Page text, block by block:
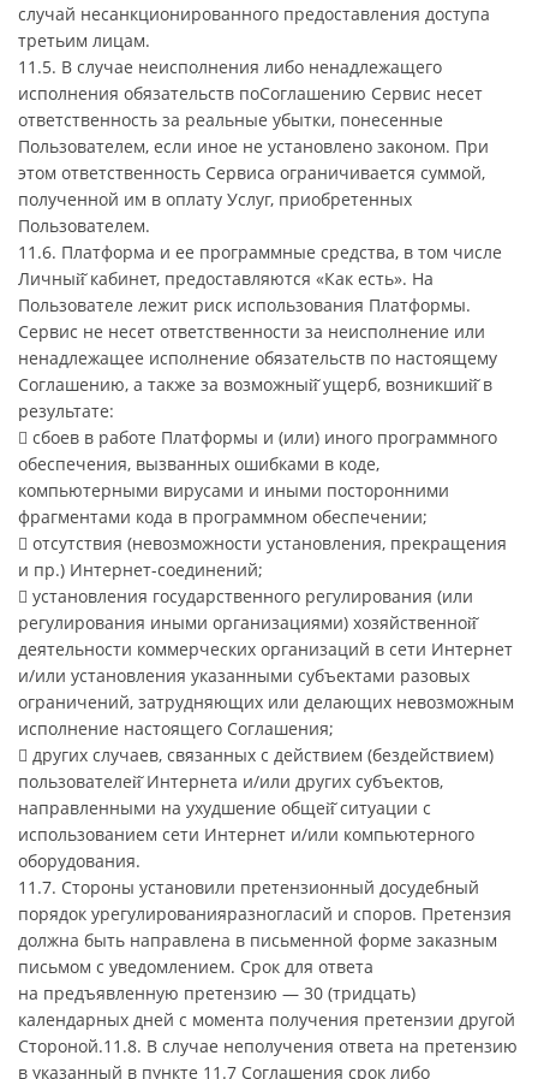
случай несанкционированного предоставления доступа
третьим лицам.
11.5. В случае неисполнения либо ненадлежащего
исполнения обязательств поСоглашению Сервис несет
ответственность за реальные убытки, понесенные
Пользователем, если иное не установлено законом. При
этом ответственность Сервиса ограничивается суммой,
полученной им в оплату Услуг, приобретенных
Пользователем.
11.6. Платформа и ее программные средства, в том числе
Личный̆ кабинет, предоставляются «Как есть». На
Пользователе лежит риск использования Платформы.
Сервис не несет ответственности за неисполнение или
ненадлежащее исполнение обязательств по настоящему
Соглашению, а также за возможный̆ ущерб, возникший̆ в
результате:
 сбоев в работе Платформы и (или) иного программного
обеспечения, вызванных ошибками в коде,
компьютерными вирусами и иными посторонними
фрагментами кода в программном обеспечении;
 отсутствия (невозможности установления, прекращения
и пр.) Интернет-соединений;
 установления государственного регулирования (или
регулирования иными организациями) хозяйственной̆
деятельности коммерческих организаций в сети Интернет
и/или установления указанными субъектами разовых
ограничений, затрудняющих или делающих невозможным
исполнение настоящего Соглашения;
 других случаев, связанных с действием (бездействием)
пользователей̆ Интернета и/или других субъектов,
направленными на ухудшение общей̆ ситуации с
использованием сети Интернет и/или компьютерного
оборудования.
11.7. Стороны установили претензионный досудебный
порядок урегулированияразногласий и споров. Претензия
должна быть направлена в письменной форме заказным
письмом с уведомлением. Срок для ответа
на предъявленную претензию — 30 (тридцать)
календарных дней с момента получения претензии другой
Стороной.11.8. В случае неполучения ответа на претензию
в указанный в пункте 11.7 Соглашения срок либо